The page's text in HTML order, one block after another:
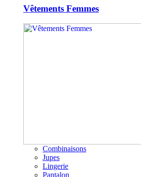
Vêtements Femmes
Combinaisons
Jupes
Lingerie
Pantalon